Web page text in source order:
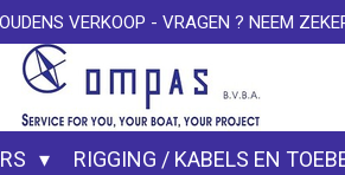
VERKOOP - VRAGEN ? NEEM
RIGGING / KABELS EN